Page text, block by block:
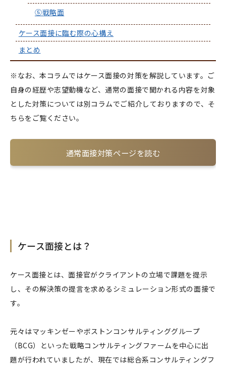
⑤戦略面
ケース面接に臨む際の心構え
まとめ
※なお、本コラムではケース面接の対策を解説しています。ご
自身の経歴や志望動機など、通常の面接で聞かれる内容を対象
とした対策については別コラムでご紹介しておりますので、そ
ちらをご覧ください。
通常面接対策ページを読む
ケース面接とは？
ケース面接とは、面接官がクライアントの立場で課題を提示
し、その解決策の提言を求めるシミュレーション形式の面接で
す。
元々はマッキンゼーやボストンコンサルティンググループ
（BCG）といった戦略コンサルティングファームを中心に出
題が行われていましたが、現在では総合系コンサルティングフ